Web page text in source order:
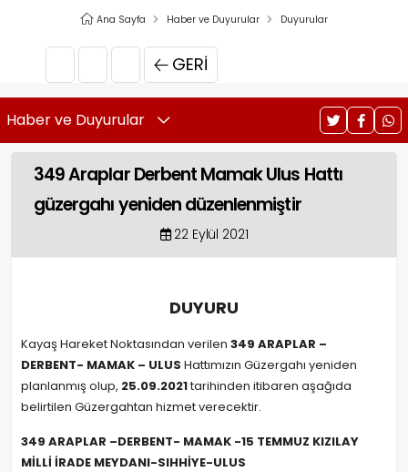
Ana Sayfa Haber ve Duyurular Duyurular
GERI
Haber ve Duyurular
349 Araplar Derbent Mamak Ulus Hattı
güzergahı yeniden düzenlenmiştir
22 Eylül 2021
DUYURU
Kayaş Hareket Noktasından verilen 349 ARAPLAR –
DERBENT- MAMAK – ULUS Hattımızın Güzergahı yeniden
planlanmış olup, 25.09.2021tarihinden itibaren aşağıda
belirtilen Güzergahtan hizmet verecektir.
349 ARAPLAR –DERBENT- MAMAK -15 TEMMUZ KIZILAY
MİLLİ İRADE MEYDANI-SIHHİYE-ULUS